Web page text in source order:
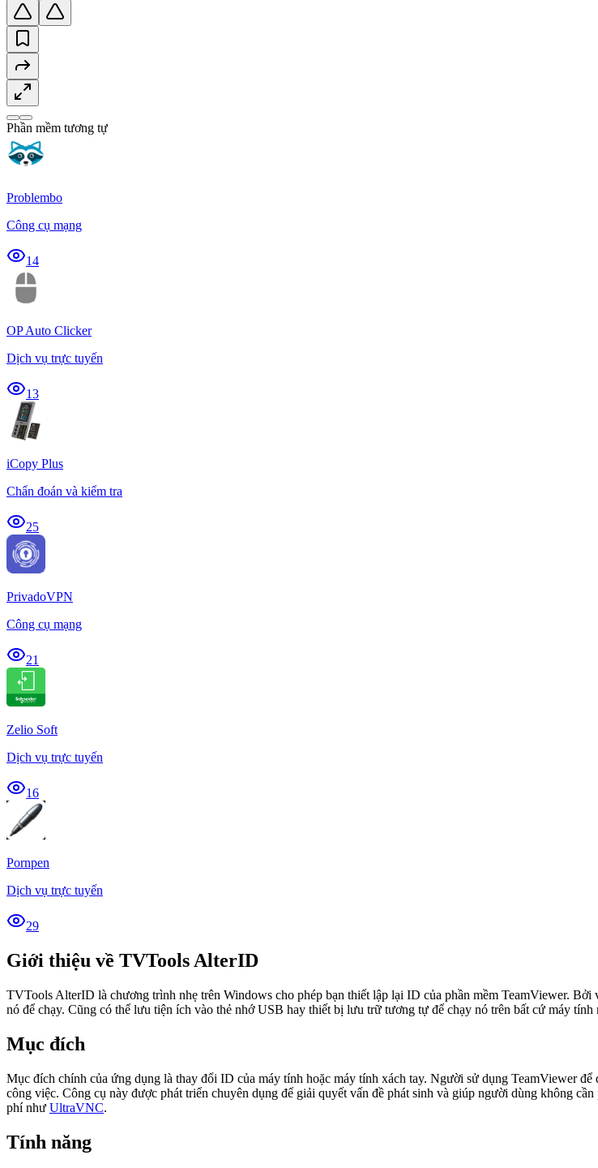
Phần mềm tương tự
Problembo
Công cụ mạng
14
OP Auto Clicker
Dịch vụ trực tuyến
13
iCopy Plus
Chẩn đoán và kiểm tra
25
PrivadoVPN
Công cụ mạng
21
Zelio Soft
Dịch vụ trực tuyến
16
Pornpen
Dịch vụ trực tuyến
29
Giới thiệu về TVTools AlterID
TVTools AlterID là chương trình nhẹ trên Windows cho phép bạn thiết lập lại ID của phần mềm TeamViewer.
nó để chạy. Cũng có thể lưu tiện ích vào thẻ nhớ USB hay thiết bị lưu trữ tương tự để chạy nó trên bất cứ máy tính
Mục đích
Mục đích chính của ứng dụng là thay đổi ID của máy tính hoặc máy tính xách tay. Người sử dụng TeamViewer
công việc. Công cụ này được phát triển chuyên dụng để giải quyết vấn đề phát sinh và giúp người dùng không
phí như UltraVNC.
Tính năng